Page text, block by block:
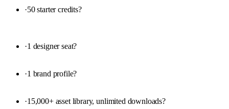
·50 starter credits?
·1 designer seat?
·1 brand profile?
·15,000+ asset library, unlimited downloads?